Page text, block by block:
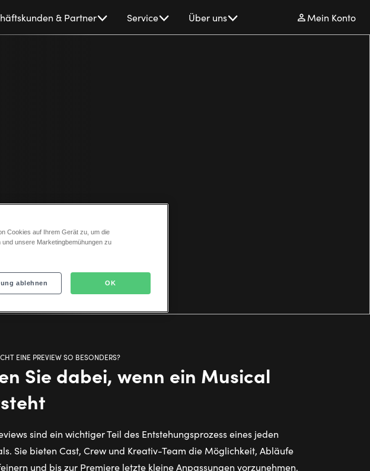
& Partner Service Über uns Mein Konto
EINE PREVIEW SO BESONDERS?
Sie dabei, wenn ein Musical
sind ein wichtiger Teil des Entstehungsprozess eines jeden
Sie bieten Cast, Crew und Kreativ-Team die Möglichkeit, Abläufe
und bis zur Premiere letzte kleine Anpassungen vorzunehmen.
Cookies auf Ihrem Gerät zu, um die
unsere Marketingbemühungen zu
ablehnen OK